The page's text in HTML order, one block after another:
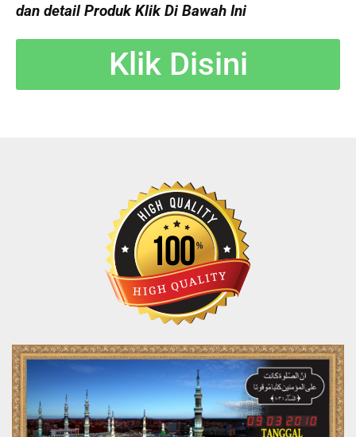
dan detail Produk Klik Di Bawah Ini
Klik Disini